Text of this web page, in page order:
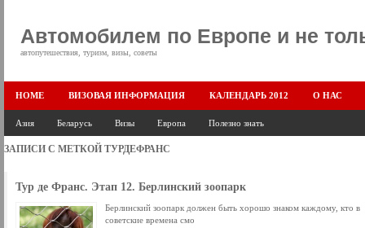
Автомобилем по Европе и не
автопутешествия, туризм, визы, советы
HOME ВИЗОВАЯ ИНФОРМАЦИЯ КАЛЕНДАРЬ 2012 О НАС
Азия Беларусь Визы Европа Полезно знать
ЗАПИСИ С МЕТКОЙ ТУРДЕФРАНС
Тур де Франс. Этап 12. Берлинский зоопарк
Берлинский зоопарк должен быть хорошо знаком каждому, кто в
советские времена смо